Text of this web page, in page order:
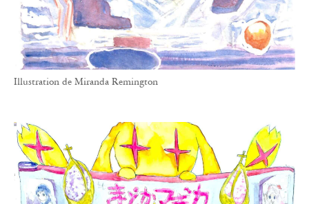
Illustration de Miranda Remington